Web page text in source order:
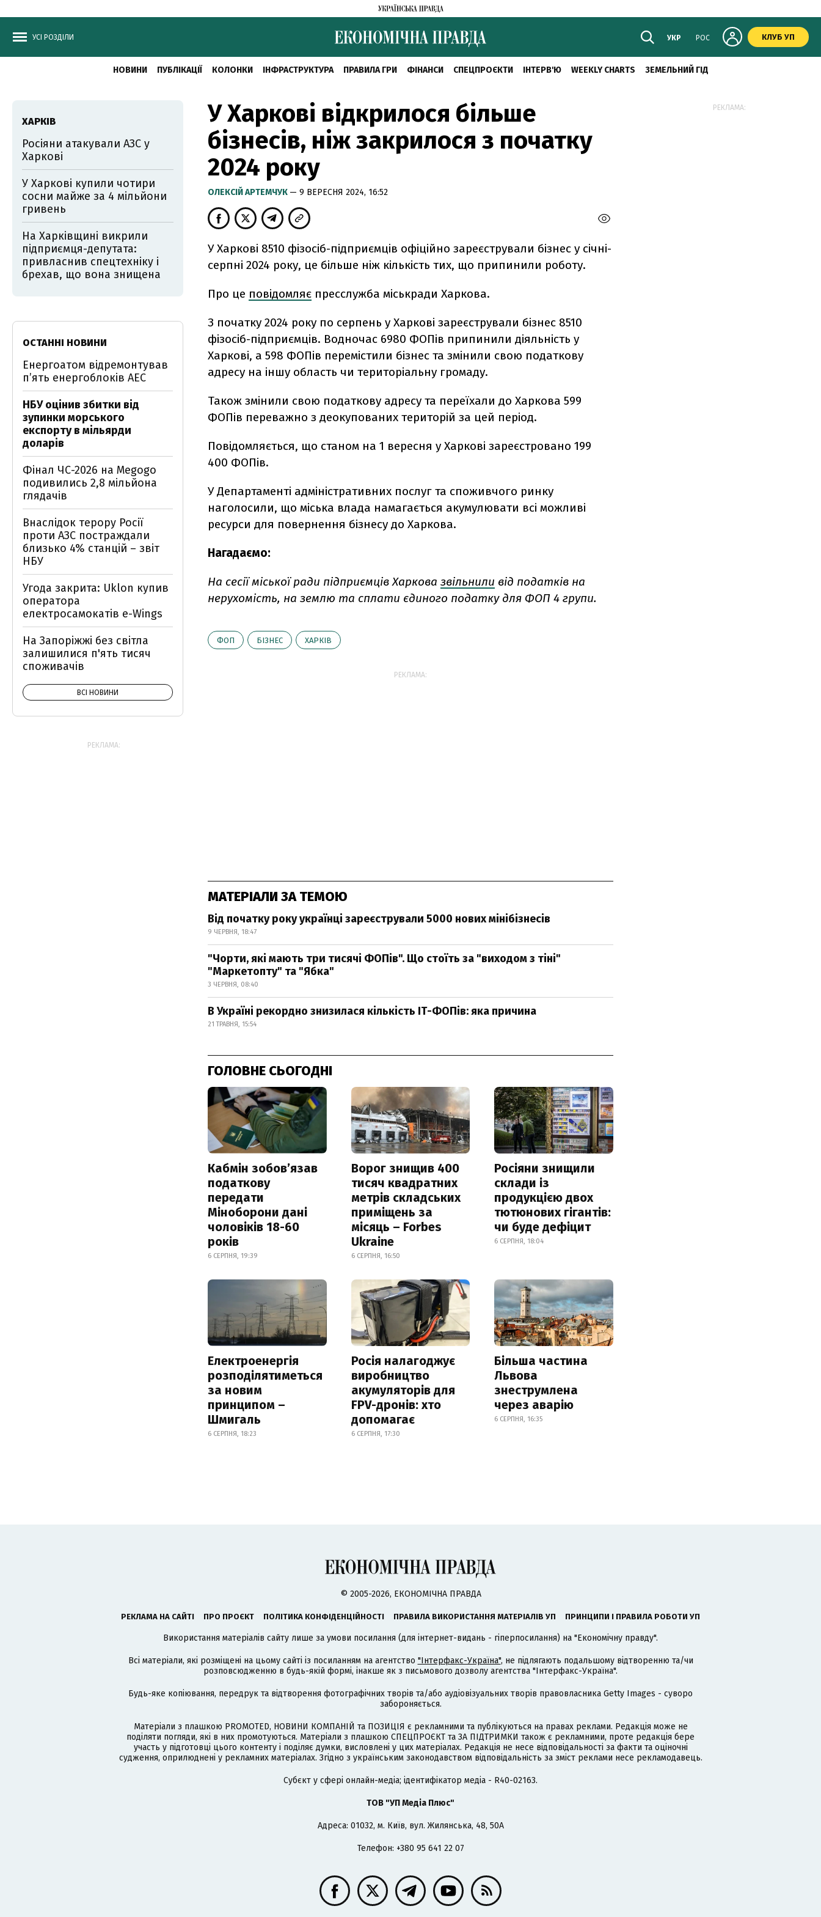
УСІ РОЗДІЛИ УКР РОС КЛУБ УП
НОВИНИ ПУБЛІКАЦІЇ КОЛОНКИ ІНФРАСТРУКТУРА ПРАВИЛА ГРИ ФІНАНСИ СПЕЦПРОЄКТИ ІНТЕРВ'Ю WEEKLY CHARTS ЗЕМЕЛЬНИЙ ГІД
У Харкові відкрилося більше
бізнесів, ніж закрилося з початку
2024 року
ОЛЕКСІЙ АРТЕМЧУК — 9 ВЕРЕСНЯ 2024, 16:52
У Харкові 8510 фізосіб-підприємців офіційно зареєстрували бізнес у січні-
серпні 2024 року, це більше ніж кількість тих, що припинили роботу.
Про це повідомляє пресслужба міськради Харкова.
З початку 2024 року по серпень у Харкові зареєстрували бізнес 8510
фізосіб-підприємців. Водночас 6980 ФОПів припинили діяльність у
Харкові, а 598 ФОПів перемістили бізнес та змінили свою податкову
адресу на іншу область чи територіальну громаду.
Також змінили свою податкову адресу та переїхали до Харкова 599
ФОПів переважно з деокупованих територій за цей період.
Повідомляється, що станом на 1 вересня у Харкові зареєстровано 199
400 ФОПів.
У Департаменті адміністративних послуг та споживчого ринку
наголосили, що міська влада намагається акумулювати всі можливі
ресурси для повернення бізнесу до Харкова.
Нагадаємо:
На сесії міської ради підприємців Харкова звільнили від податків на
нерухомість, на землю та сплати єдиного податку для ФОП 4 групи.
ФОП БІЗНЕС ХАРКІВ
РЕКЛАМА:
МАТЕРІАЛИ ЗА ТЕМОЮ
Від початку року українці зареєстрували 5000 нових мінібізнесів
9 ЧЕРВНЯ, 18:47
"Чорти, які мають три тисячі ФОПів". Що стоїть за "виходом з тіні"
"Маркетопту" та "Ябка"
3 ЧЕРВНЯ, 08:40
В Україні рекордно знизилася кількість ІТ-ФОПів: яка причина
21 ТРАВНЯ, 15:54
ГОЛОВНЕ СЬОГОДНІ
Кабмін зобовʼязав
податкову
передати
Міноборони дані
чоловіків 18-60
років
6 СЕРПНЯ, 19:39
Ворог знищив 400
тисяч квадратних
метрів складських
приміщень за
місяць – Forbes
Ukraine
6 СЕРПНЯ, 16:50
Росіяни знищили
склади із
продукцією двох
тютюнових гігантів:
чи буде дефіцит
6 СЕРПНЯ, 18:04
Електроенергія
розподілятиметься
за новим
принципом –
Шмигаль
6 СЕРПНЯ, 18:23
Росія налагоджує
виробництво
акумуляторів для
FPV-дронів: хто
допомагає
6 СЕРПНЯ, 17:30
Більша частина
Львова
знеструмлена
через аварію
6 СЕРПНЯ, 16:35
ХАРКІВ
Росіяни атакували АЗС у
Харкові
У Харкові купили чотири
сосни майже за 4 мільйони
гривень
На Харківщині викрили
підприємця-депутата:
привласнив спецтехніку і
брехав, що вона знищена
ОСТАННІ НОВИНИ
Енергоатом відремонтував
п’ять енергоблоків АЕС
НБУ оцінив збитки від
зупинки морського
експорту в мільярди
доларів
Фінал ЧС-2026 на Megogo
подивились 2,8 мільйона
глядачів
Внаслідок терору Росії
проти АЗС постраждали
близько 4% станцій – звіт
НБУ
Угода закрита: Uklon купив
оператора
електросамокатів e-Wings
На Запоріжжі без світла
залишилися п'ять тисяч
споживачів
ВСІ НОВИНИ
РЕКЛАМА:
РЕКЛАМА:
© 2005-2026, ЕКОНОМІЧНА ПРАВДА
РЕКЛАМА НА САЙТІ ПРО ПРОЄКТ ПОЛІТИКА КОНФІДЕНЦІЙНОСТІ ПРАВИЛА ВИКОРИСТАННЯ МАТЕРІАЛІВ УП ПРИНЦИПИ І ПРАВИЛА РОБОТИ УП
Використання матеріалів сайту лише за умови посилання (для інтернет-видань - гіперпосилання) на "Економічну правду".
Всі матеріали, які розміщені на цьому сайті із посиланням на агентство "Інтерфакс-Україна", не підлягають подальшому відтворенню та/чи
розповсюдженню в будь-якій формі, інакше як з письмового дозволу агентства "Інтерфакс-Україна".
Будь-яке копіювання, передрук та відтворення фотографічних творів та/або аудіовізуальних творів правовласника Getty Images - суворо
забороняється.
Матеріали з плашкою PROMOTED, НОВИНИ КОМПАНІЙ та ПОЗИЦІЯ є рекламними та публікуються на правах реклами. Редакція може не
поділяти погляди, які в них промотуються. Матеріали з плашкою СПЕЦПРОЄКТ та ЗА ПІДТРИМКИ також є рекламними, проте редакція бере
участь у підготовці цього контенту і поділяє думки, висловлені у цих матеріалах. Редакція не несе відповідальності за факти та оціночні
судження, оприлюднені у рекламних матеріалах. Згідно з українським законодавством відповідальність за зміст реклами несе рекламодавець.
Cубєкт у сфері онлайн-медіа; ідентифікатор медіа - R40-02163.
ТОВ "УП Медіа Плюс"
Адреса: 01032, м. Київ, вул. Жилянська, 48, 50А
Телефон: +380 95 641 22 07